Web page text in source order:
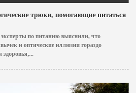
трюки, помогающие питаться
эксперты по питанию выяснили, что
и оптические иллюзии гораздо
здоровья,...